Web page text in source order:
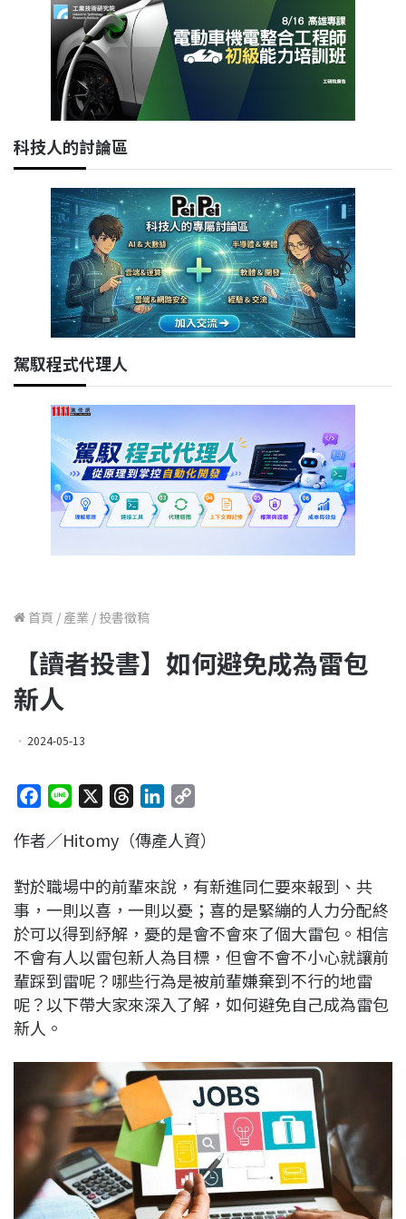
科技人的討論區
駕馭程式代理人